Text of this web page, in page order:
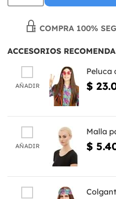
COMPRA 100%
ACCESORIOS
AÑADIR
Peluca
$
AÑADIR
Malla
$